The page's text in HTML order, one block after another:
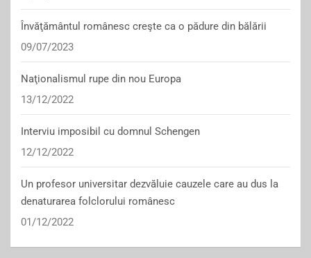
Învăţământul românesc creşte ca o pădure din bălării
09/07/2023
Naţionalismul rupe din nou Europa
13/12/2022
Interviu imposibil cu domnul Schengen
12/12/2022
Un profesor universitar dezvăluie cauzele care au dus la
denaturarea folclorului românesc
01/12/2022